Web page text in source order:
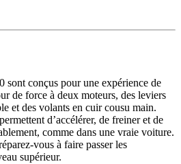
conçus pour une expérience de
de force à deux moteurs, des leviers
et des volants en cuir cousu main.
d’accélérer, de freiner et de
comme dans une vraie voiture.
vous à faire passer les
supérieur.